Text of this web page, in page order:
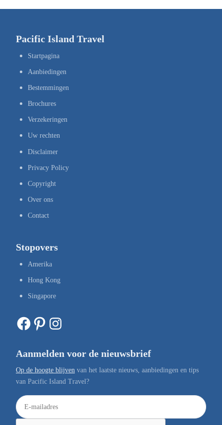
Pacific Island Travel
Startpagina
Aanbiedingen
Bestemmingen
Brochures
Verzekeringen
Uw rechten
Disclaimer
Privacy Policy
Copyright
Over ons
Contact
Stopovers
Amerika
Hong Kong
Singapore
Facebook Pinterest Instagram
Aanmelden voor de nieuwsbrief
Op de hoogte blijven van het laatste nieuws, aanbiedingen en tips
van Pacific Island Travel?
E
-